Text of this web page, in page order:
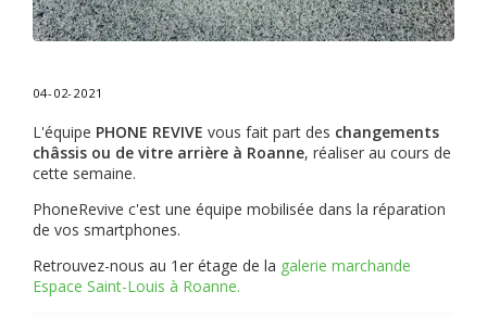
04-02-2021
L'équipe PHONE REVIVE vous fait part des changements
châssis ou de vitre arrière à Roanne, réaliser au cours de
cette semaine.
PhoneRevive c'est une équipe mobilisée dans la réparation
de vos smartphones.
Retrouvez-nous au 1er étage de la galerie marchande
Espace Saint-Louis à Roanne.